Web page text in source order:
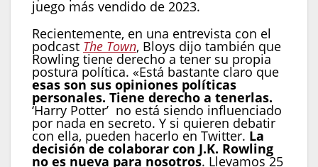
juego más vendido de 2023.
Recientemente, en una entrevista con el
podcast The Town, Bloys dijo también que
Rowling tiene derecho a tener su propia
postura política. «Está bastante claro que
esas son sus opiniones políticas
personales. Tiene derecho a tenerlas.
‘Harry Potter’ no está siendo influenciado
por nada en secreto. Y si quieren debatir
con ella, pueden hacerlo en Twitter. La
decisión de colaborar con J.K. Rowling
no es nueva para nosotros. Llevamos 25